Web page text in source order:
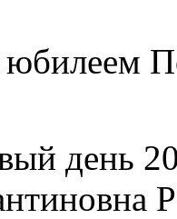
юбилеем
день